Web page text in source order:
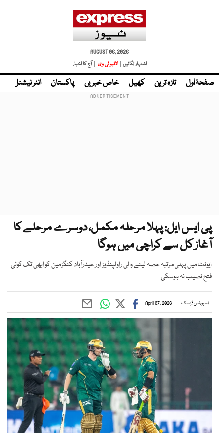
AUGUST 06, 2026
اشتہار لگائیں |
لائیو ٹی وی | آج کا اخبار
صفحۂ اول تازہ ترین کھیل خاص خبریں پاکستان انٹر نیشنل
پی ایس ایل: پہلا مرحلہ مکمل، دوسرے مرحلے کا
آغاز کل سے کراچی میں ہوگا
ایونٹ میں پہلی مرتبہ حصہ لینے والی راولپنڈیز اور حیدرآباد کنگزمین کو ابھی تک کوئی
فتح نصیب نہ ہوسکی
اسپورٹس ڈیسک April 07, 2026